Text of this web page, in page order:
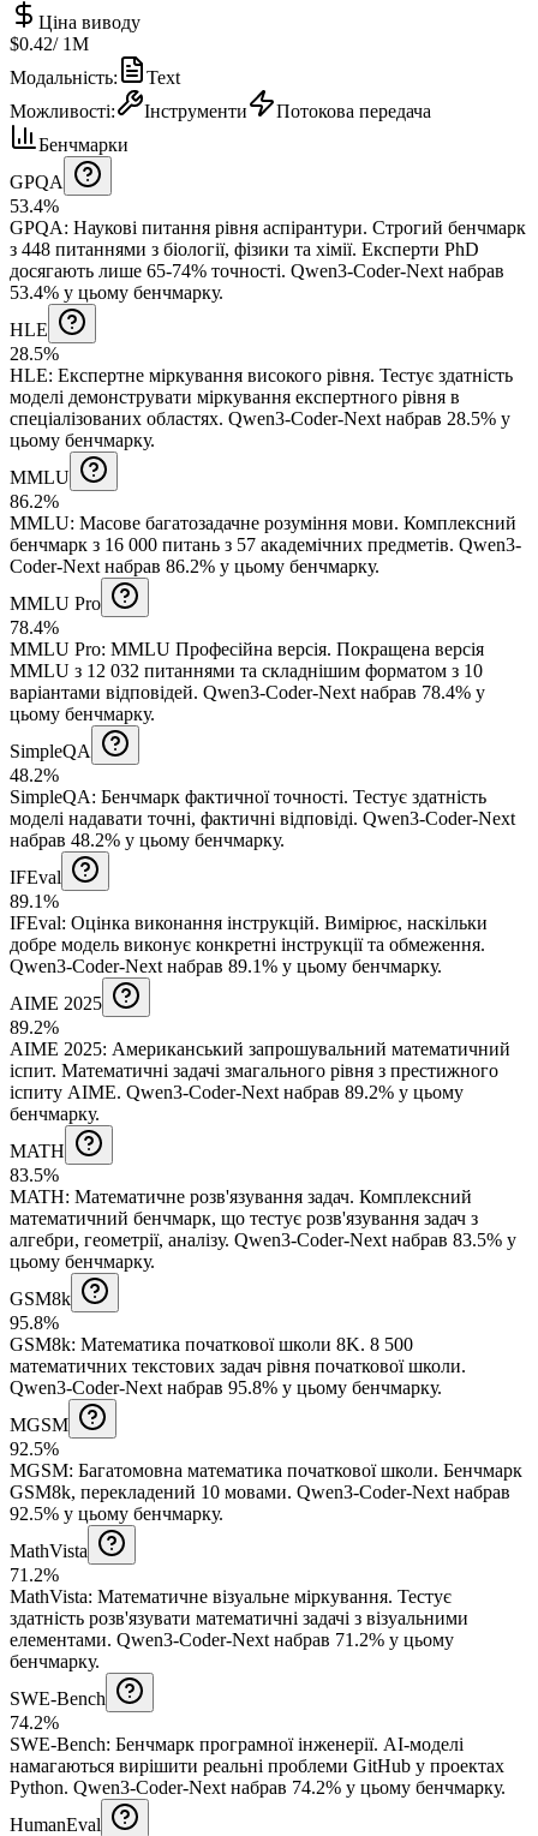
Ціна виводу
$0.42/ 1M
Модальність:
Text
Можливості: Інструменти
Потокова передача
Бенчмарки
GPQA
53.4%
GPQA: Наукові питання рівня аспірантури. Строгий бенчмарк
з 448 питаннями з біології, фізики та хімії. Експерти PhD
досягають лише 65-74% точності. Qwen3-Coder-Next набрав
53.4% у цьому бенчмарку.
HLE
28.5%
HLE: Експертне міркування високого рівня. Тестує здатність
моделі демонструвати міркування експертного рівня в
спеціалізованих областях. Qwen3-Coder-Next набрав 28.5% у
цьому бенчмарку.
MMLU
86.2%
MMLU: Масове багатозадачне розуміння мови. Комплексний
бенчмарк з 16 000 питань з 57 академічних предметів. Qwen3-
Coder-Next набрав 86.2% у цьому бенчмарку.
MMLU Pro
78.4%
MMLU Pro: MMLU Професійна версія. Покращена версія
MMLU з 12 032 питаннями та складнішим форматом з 10
варіантами відповідей. Qwen3-Coder-Next набрав 78.4% у
цьому бенчмарку.
SimpleQA
48.2%
SimpleQA: Бенчмарк фактичної точності. Тестує здатність
моделі надавати точні, фактичні відповіді. Qwen3-Coder-Next
набрав 48.2% у цьому бенчмарку.
IFEval
89.1%
IFEval: Оцінка виконання інструкцій. Вимірює, наскільки
добре модель виконує конкретні інструкції та обмеження.
Qwen3-Coder-Next набрав 89.1% у цьому бенчмарку.
AIME 2025
89.2%
AIME 2025: Американський запрошувальний математичний
іспит. Математичні задачі змагального рівня з престижного
іспиту AIME. Qwen3-Coder-Next набрав 89.2% у цьому
бенчмарку.
MATH
83.5%
MATH: Математичне розв'язування задач. Комплексний
математичний бенчмарк, що тестує розв'язування задач з
алгебри, геометрії, аналізу. Qwen3-Coder-Next набрав 83.5% у
цьому бенчмарку.
GSM8k
95.8%
GSM8k: Математика початкової школи 8K. 8 500
математичних текстових задач рівня початкової школи.
Qwen3-Coder-Next набрав 95.8% у цьому бенчмарку.
MGSM
92.5%
MGSM: Багатомовна математика початкової школи. Бенчмарк
GSM8k, перекладений 10 мовами. Qwen3-Coder-Next набрав
92.5% у цьому бенчмарку.
MathVista
71.2%
MathVista: Математичне візуальне міркування. Тестує
здатність розв'язувати математичні задачі з візуальними
елементами. Qwen3-Coder-Next набрав 71.2% у цьому
бенчмарку.
SWE-Bench
74.2%
SWE-Bench: Бенчмарк програмної інженерії. AI-моделі
намагаються вирішити реальні проблеми GitHub у проектах
Python. Qwen3-Coder-Next набрав 74.2% у цьому бенчмарку.
HumanEval